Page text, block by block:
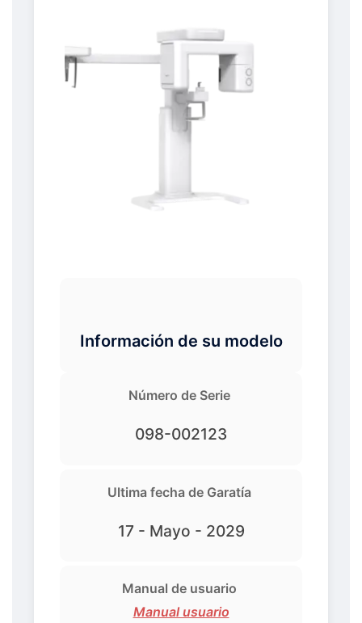
Información de su modelo
Número de Serie
098-002123
Ultima fecha de Garatía
17 - Mayo - 2029
Manual de usuario
Manual usuario